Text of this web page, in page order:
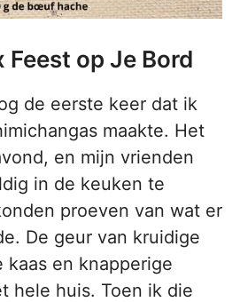
Feest op Je Bord
de eerste keer dat ik
maakte. Het
en mijn vrienden
in de keuken te
proeven van wat er
De geur van kruidige
en knapperige
hele huis. Toen ik die